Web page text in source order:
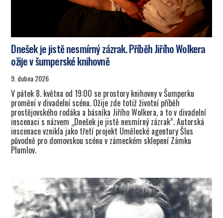
Dnešek je jistě nesmírný zázrak. Příběh Jiřího Wolkera
ožije v šumperské knihovně
9. dubna 2026
V pátek 8. května od 19:00 se prostory knihovny v Šumperku
promění v divadelní scénu. Ožije zde totiž životní příběh
prostějovského rodáka a básníka Jiřího Wolkera, a to v divadelní
inscenaci s názvem „Dnešek je jistě nesmírný zázrak”. Autorská
inscenace vznikla jako třetí projekt Umělecké agentury Šlus
původně pro domovskou scénu v zámeckém sklepení Zámku
Plumlov.